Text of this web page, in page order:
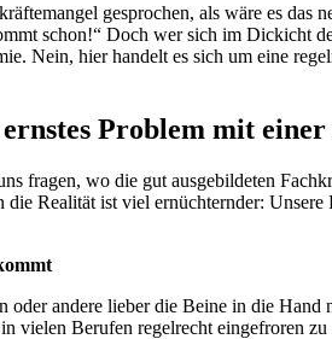
gesprochen, als wäre es
schon!“ Doch wer sich im Dickicht
Nein, hier handelt es sich um eine
Problem mit einer
fragen, wo die gut ausgebildeten
Realität ist viel ernüchternder:
andere lieber die Beine in die
vielen Berufen regelrecht eingefroren zu